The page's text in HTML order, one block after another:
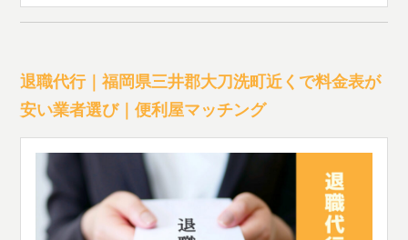
退職代行｜福岡県三井郡大刀洗町近くで料金表が
安い業者選び｜便利屋マッチング